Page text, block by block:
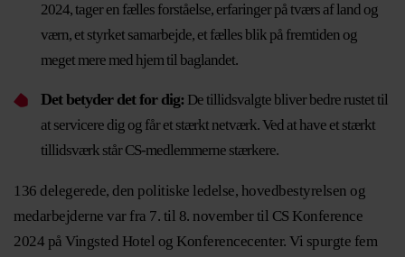
2024, tager en fælles forståelse, erfaringer på tværs af land og
værn, et styrket samarbejde, et fælles blik på fremtiden og
meget mere med hjem til baglandet.
Det betyder det for dig: De tillidsvalgte bliver bedre rustet til
at servicere dig og får et stærkt netværk. Ved at have et stærkt
tillidsværk står CS-medlemmerne stærkere.
136 delegerede, den politiske ledelse, hovedbestyrelsen og
medarbejderne var fra 7. til 8. november til CS Konference
2024 på Vingsted Hotel og Konferencecenter. Vi spurgte fem